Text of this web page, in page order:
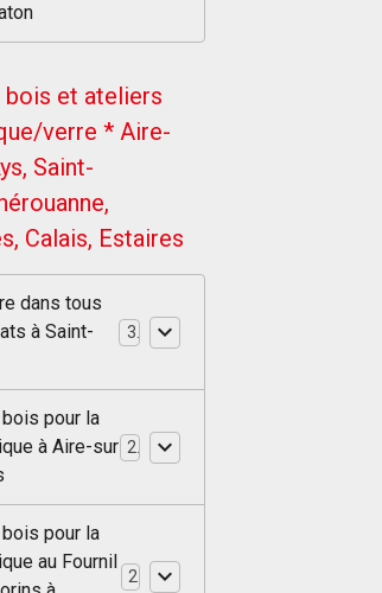
bois et ateliers
verre * Aire-
Saint-
Calais, Estaires
dans tous
à Saint-
bois pour la
à Aire-sur
bois pour la
au Fournil